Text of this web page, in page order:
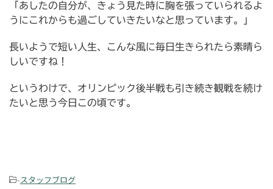
「あしたの自分が、きょう見た時に胸を張っていられるよ
うにこれからも過ごしていきたいなと思っています。」
長いようで短い人生、こんな風に毎日生きられたら素晴ら
しいですね！
というわけで、オリンピック後半戦も引き続き観戦を続け
たいと思う今日この頃です。
-スタッフブログ